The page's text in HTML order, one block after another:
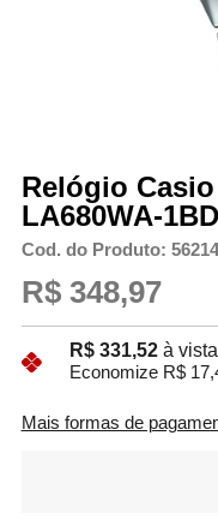
Relógio
LA680WA-
Cod. do Produto: 56214
R$ 348,97
R$ 331,52 à
Economize R$
Mais formas de